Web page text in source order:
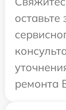
оставьте
ремонта